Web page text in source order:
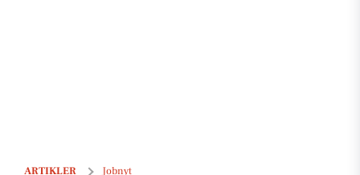
ARTIKLER Jobnyt
Engageret pædagog søges til omsorgsopgaver og udvikling i Hus A i